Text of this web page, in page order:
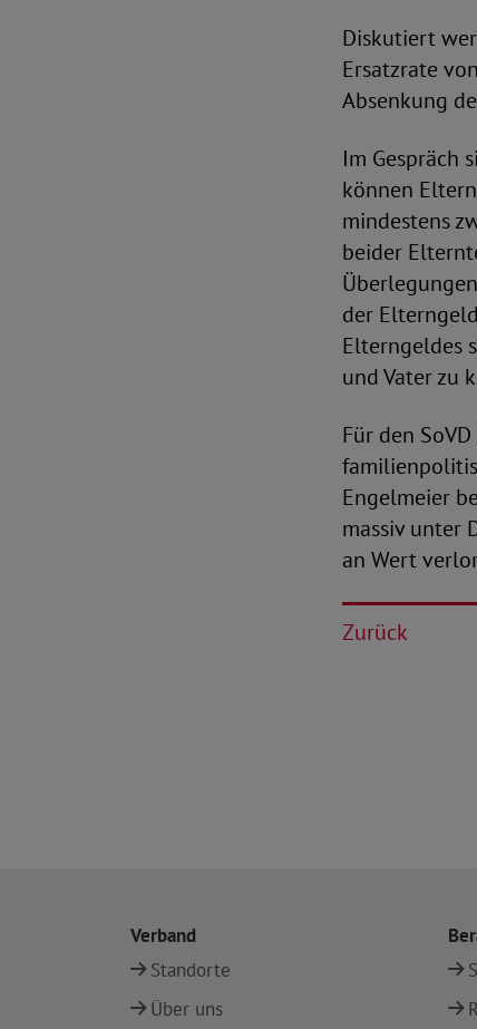
Diskutiert
Ersatzrate
Absenkung
Im Gespräch
können
mindestens
beider
der
Elterngeldes
und Vater zu
Für den
Engelmeier
massiv unter
an Wert
Zurück
Verband
Standorte
Über uns